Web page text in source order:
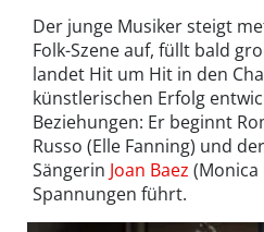
Der junge Musiker steigt
Folk-Szene auf, füllt bald
landet Hit um Hit in den
künstlerischen Erfolg
Beziehungen: Er beginnt
Russo (Elle Fanning) und
Sängerin Joan Baez (Monica
Spannungen führt.